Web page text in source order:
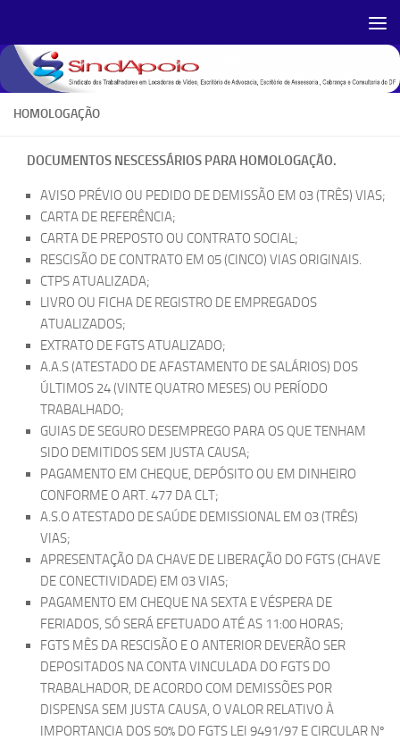
HOMOLOGAÇÃO
DOCUMENTOS NESCESSÁRIOS PARA HOMOLOGAÇÃO.
AVISO PRÉVIO OU PEDIDO DE DEMISSÃO EM 03 (TRÊS) VIAS;
CARTA DE REFERÊNCIA;
CARTA DE PREPOSTO OU CONTRATO SOCIAL;
RESCISÃO DE CONTRATO EM 05 (CINCO) VIAS ORIGINAIS.
CTPS ATUALIZADA;
LIVRO OU FICHA DE REGISTRO DE EMPREGADOS
ATUALIZADOS;
EXTRATO DE FGTS ATUALIZADO;
A.A.S (ATESTADO DE AFASTAMENTO DE SALÁRIOS) DOS
ÚLTIMOS 24 (VINTE QUATRO MESES) OU PERÍODO
TRABALHADO;
GUIAS DE SEGURO DESEMPREGO PARA OS QUE TENHAM
SIDO DEMITIDOS SEM JUSTA CAUSA;
PAGAMENTO EM CHEQUE, DEPÓSITO OU EM DINHEIRO
CONFORME O ART. 477 DA CLT;
A.S.O ATESTADO DE SAÚDE DEMISSIONAL EM 03 (TRÊS)
VIAS;
APRESENTAÇÃO DA CHAVE DE LIBERAÇÃO DO FGTS (CHAVE
DE CONECTIVIDADE) EM 03 VIAS;
PAGAMENTO EM CHEQUE NA SEXTA E VÉSPERA DE
FERIADOS, SÓ SERÁ EFETUADO ATÉ AS 11:00 HORAS;
FGTS MÊS DA RESCISÃO E O ANTERIOR DEVERÃO SER
DEPOSITADOS NA CONTA VINCULADA DO FGTS DO
TRABALHADOR, DE ACORDO COM DEMISSÕES POR
DISPENSA SEM JUSTA CAUSA, O VALOR RELATIVO À
IMPORTANCIA DOS 50% DO FGTS LEI 9491/97 E CIRCULAR Nº